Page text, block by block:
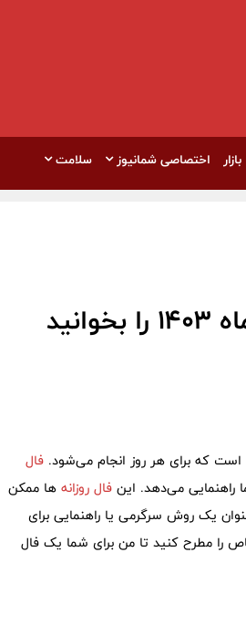
بازار اختصاصی شمانیوز سلامت
که برای هر روز انجام می‌شود. فال
می‌دهد. این فال‌ روزانه ها ممکن
یک روش سرگرمی یا راهنمایی برای
را مطرح کنید تا من برای شما یک فال